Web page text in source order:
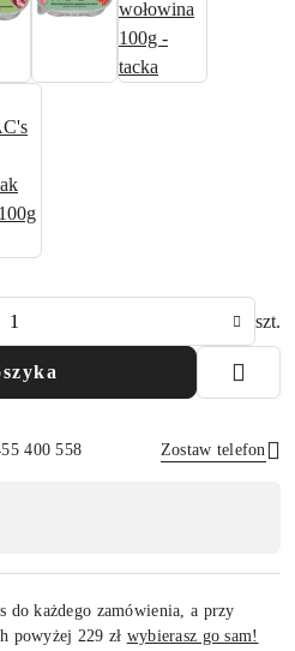
szt.
400 558 Zostaw telefon
do każdego zamówienia, a przy
powyżej 229 zł wybierasz go sam!